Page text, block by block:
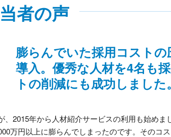
者の声
膨らんでいた採用コストの
導入。優秀な人材を4名も
トの削減にも成功しました。
2015年から人材紹介サービスの利用も始めま
万円以上に膨らんでしまったのです。そのコ